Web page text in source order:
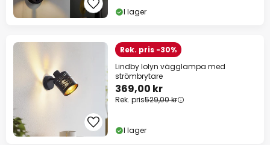
I lager
Rek. pris -30%
Lindby Iolyn vägglampa med
strömbrytare
369,00 kr
Rek. pris529,00 kr
I lager